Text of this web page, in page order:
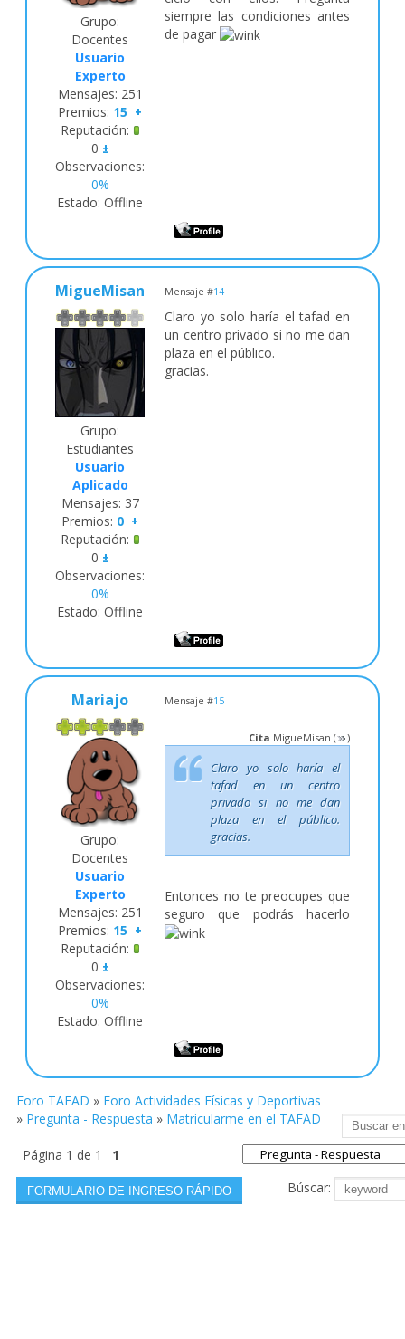
Grupo:
Docentes
Usuario
Experto
Mensajes: 251
Premios: 15 +
Reputación:
0 ±
Observaciones:
0%
Estado: Offline
siempre las condiciones antes
de pagar
MigueMisan Mensaje #14
Grupo:
Estudiantes
Usuario
Aplicado
Mensajes: 37
Premios: 0 +
Reputación:
0 ±
Observaciones:
0%
Estado: Offline
Claro yo solo haría el tafad en
un centro privado si no me dan
plaza en el público.
gracias.
Mariajo Mensaje #15
Grupo:
Docentes
Usuario
Experto
Mensajes: 251
Premios: 15 +
Reputación:
0 ±
Observaciones:
0%
Estado: Offline
Cita MigueMisan ( )
Claro yo solo haría el
tafad en un centro
privado si no me dan
plaza en el público.
gracias.
Entonces no te preocupes que
seguro que podrás hacerlo
Foro TAFAD » Foro Actividades Físicas y Deportivas
» Pregunta - Respuesta » Matricularme en el TAFAD
Página 1 de 1
1
Búscar: